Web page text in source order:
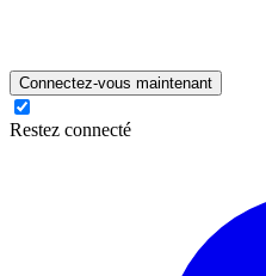
Connectez-vous maintenant
Restez connecté